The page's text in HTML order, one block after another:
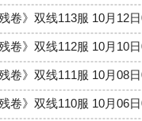
卷》双线113服 10月12
卷》双线112服 10月10
卷》双线111服 10月08
卷》双线110服 10月06